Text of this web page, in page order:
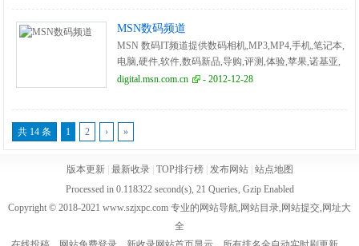
MSN数码频道
MSN 数码IT频道提供数码相机,MP3,MP4,手机,笔记本,
电脑,硬件,软件,数码新品,导购,评测,体验,苹果,诺基亚,
摩托罗拉,三星,联想,ThinkPad,惠普,戴尔,宏碁,华硕。
digital.msn.com.cn - 2012-12-28
共 14 条 1 2 › »
版本更新| 最新收录| TOP排行榜| 发布网站| 站点地图
Processed in 0.118322 second(s), 21 Queries, Gzip Enabled
Copyright © 2018-2021 www.szjxpc.com 专业的网站导航,网站目录,网站提交,网址大
全